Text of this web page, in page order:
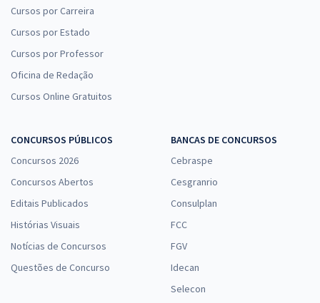
Cursos por Carreira
Cursos por Estado
Cursos por Professor
Oficina de Redação
Cursos Online Gratuitos
CONCURSOS PÚBLICOS
Concursos 2026
Concursos Abertos
Editais Publicados
Histórias Visuais
Notícias de Concursos
Questões de Concurso
BANCAS DE CONCURSOS
Cebraspe
Cesgranrio
Consulplan
FCC
FGV
Idecan
Selecon